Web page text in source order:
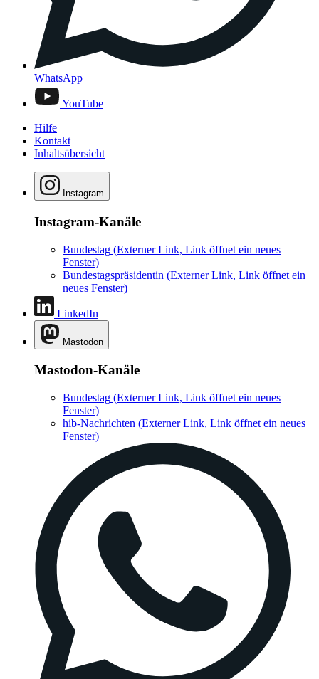
WhatsApp
YouTube
Hilfe
Kontakt
Inhaltsübersicht
Instagram
Instagram-Kanäle
Bundestag (Externer Link, Link öffnet ein neues
Fenster)
Bundestagspräsidentin (Externer Link, Link öffnet ein
neues Fenster)
LinkedIn
Mastodon
Mastodon-Kanäle
Bundestag (Externer Link, Link öffnet ein neues
Fenster)
hib-Nachrichten (Externer Link, Link öffnet ein neues
Fenster)